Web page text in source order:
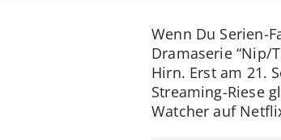
Wenn Du Serien-
Dramaserie “Nip/
Hirn. Erst am 21.
Streaming-Riese
Watcher auf